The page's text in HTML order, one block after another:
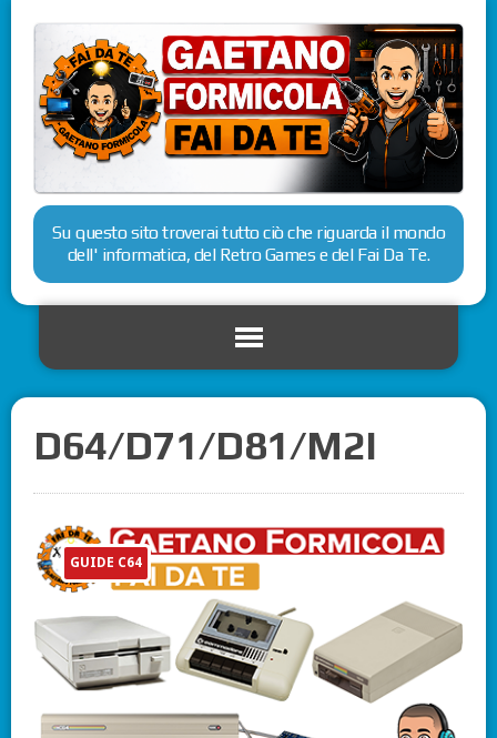
Su questo sito troverai tutto ciò che riguarda il mondo
dell' informatica, del Retro Games e del Fai Da Te.
D64/D71/D81/M2I
GUIDE C64